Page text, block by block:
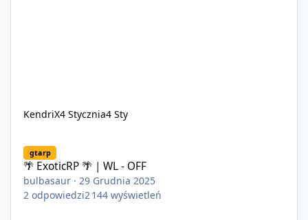
KendriX4 Stycznia4 Sty
gtarp
🌴 ExoticRP 🌴 | WL - OFF
bulbasaur ·29 Grudnia 2025
2 odpowiedzi2 144 wyświetleń